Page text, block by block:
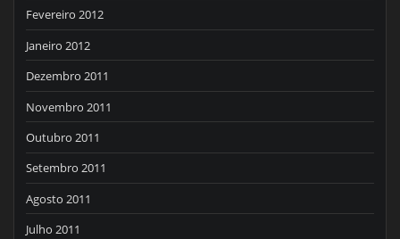
Fevereiro 2012
Janeiro 2012
Dezembro 2011
Novembro 2011
Outubro 2011
Setembro 2011
Agosto 2011
Julho 2011